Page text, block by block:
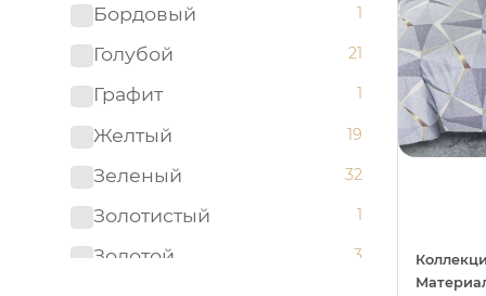
Бордовый 1
Голубой 21
Графит 1
Желтый 19
Зеленый 32
Золотистый 1
Золотой 3